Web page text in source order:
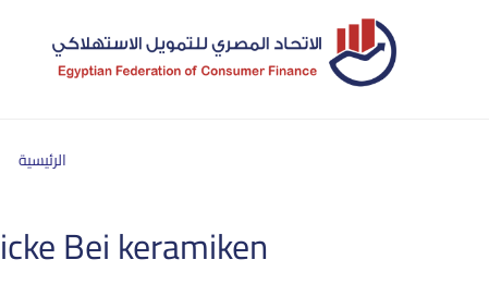
الرئيسية
Bei keramiken